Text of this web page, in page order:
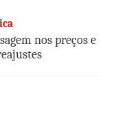
nos preços e